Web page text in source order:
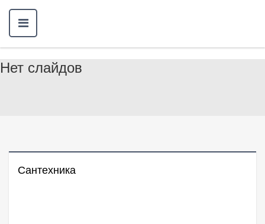
Нет слайдов
Сантехника